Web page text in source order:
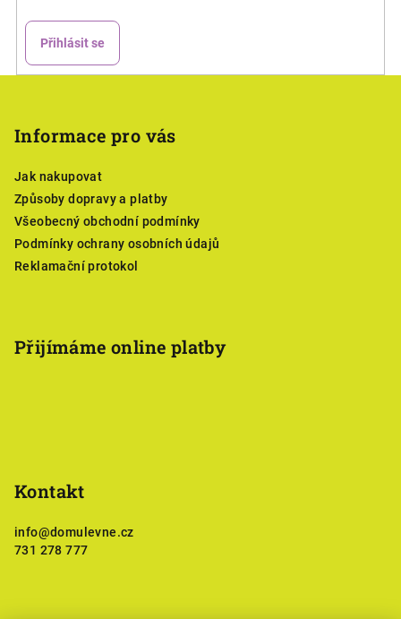
Přihlásit se
Informace pro vás
Jak nakupovat
Způsoby dopravy a platby
Všeobecný obchodní podmínky
Podmínky ochrany osobních údajů
Reklamační protokol
Přijímáme online platby
Kontakt
info@domulevne.cz
731 278 777